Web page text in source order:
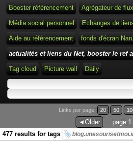
Booster référencement Agrégateur de
Média social personnel Echanges de
Aide au référencement fonds d'écran
actualités et liens du Net, booster le ref
Tag cloud Picture wall Daily
Links per page: 20 50
◄Older
page
477 results for tags